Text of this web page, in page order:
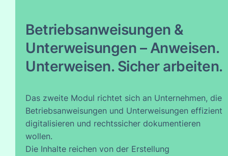
Betriebsanweisungen &
Unterweisungen – Anweisen.
Unterweisen. Sicher arbeiten.
Das zweite Modul richtet sich an Unternehmen, die
Betriebsanweisungen und Unterweisungen effizient
digitalisieren und rechtssicher dokumentieren
wollen.
Die Inhalte reichen von der Erstellung